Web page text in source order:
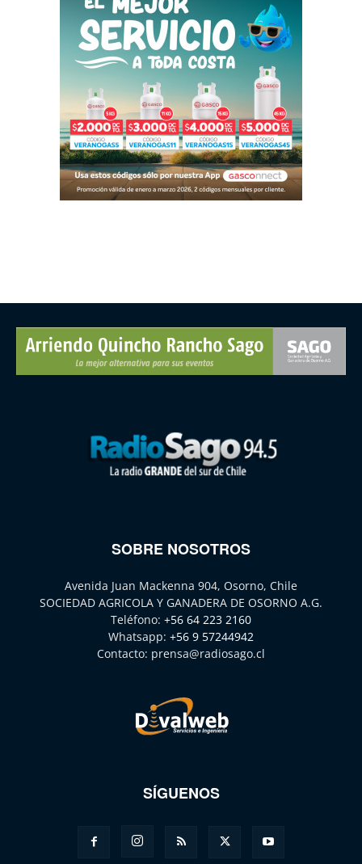
SOBRE NOSOTROS
Avenida Juan Mackenna 904, Osorno, Chile
SOCIEDAD AGRICOLA Y GANADERA DE OSORNO A.G.
Teléfono: +56 64 223 2160
Whatsapp: +56 9 57244942
Contacto: prensa@radiosago.cl
SÍGUENOS